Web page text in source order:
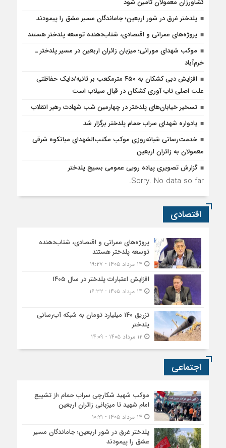
کشاورزان معمولان تامین شود
پلدختر غرق در شور اربعین؛ جاماندگان مسیر عشق را پیمودند
پروژه‌های عمرانی و اقتصادی، شتاب‌دهنده توسعه پلدختر هستند
موکب شهدای مورانی؛ میزبان زائران اربعین در مسیر پلدختر ـ
خرم‌آباد
افزایش دبی کشکان به ۴۵۰ مترمکعب بر ثانیه/دایک حفاظتی
علت اصلی تاب آوری کشکان در قبال سیلاب است
تسخیر خیابان‌های پلدختر در چهارمین شب شهادت رهبر انقلاب
یادواره شهدای سراب حمام پلدختر برگزار شد
خدمت‌رسانی شبانه‌روزی موکب مکتب‌الشهدای میانکوه شرقی
معمولان به زائران اربعین
گزارش تصویری پیاده رویی عمومی بسیج پلدختر
Sorry. No data so far.
اقتصادی
پروژه‌های عمرانی و اقتصادی، شتاب‌دهنده
توسعه پلدختر هستند
افزایش اعتبارات پلدختر در سال ۱۴۰۵
تزریق ۱۴۰ میلیارد تومان به شبکه آب‌رسانی
پلدختر
۱۲ مرداد ۱۴۰۵ - ۱۴:۰۹
اجتماعی
موکب شهید شکارچی سراب حمام ؛از تشییع
امام شهید تا میزبانی زائران اربعین
پلدختر غرق در شور اربعین؛ جاماندگان مسیر
عشق را پیمودند